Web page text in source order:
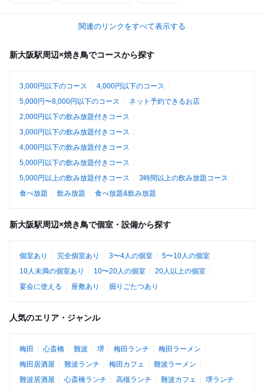
関連のリンクをすべて表示する
新大阪駅周辺×焼き鳥でコースから探す
3,000円以下のコース
4,000円以下のコース
5,000円〜8,000円以下のコース
ネット予約できるお店
2,000円以下の飲み放題付きコース
3,000円以下の飲み放題付きコース
4,000円以下の飲み放題付きコース
5,000円以下の飲み放題付きコース
5,000円以上の飲み放題付きコース
3時間以上の飲み放題コース
食べ放題
飲み放題 食べ放題&飲み放題
新大阪駅周辺×焼き鳥で個室・設備から探す
個室あり 完全個室あり 3〜4人の個室
5〜10人の個室
10人未満の個室あり
10〜20人の個室
20人以上の個室
宴会に使える
座敷あり 掘りごたつあり
人気のエリア・ジャンル
梅田 心斎橋 難波 堺 梅田ランチ
梅田ラーメン
梅田居酒屋
難波ランチ 梅田カフェ
難波ラーメン
難波居酒屋
心斎橋ランチ 高槻ランチ 難波カフェ 堺ランチ